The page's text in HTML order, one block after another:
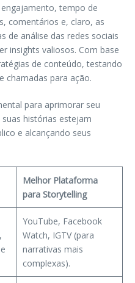
tempo de
comentários e, claro, as
de análise das redes sociais
insights valiosos. Com base
de conteúdo, testando
chamadas para ação.
para aprimorar seu
histórias estejam
e alcançando seus
Melhor Plataforma
para Storytelling
YouTube, Facebook
Watch, IGTV (para
narrativas mais
complexas).